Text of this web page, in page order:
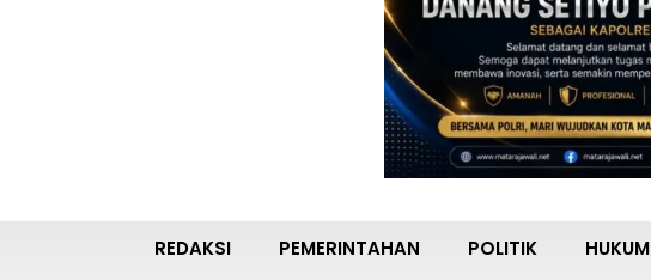
REDAKSI PEMERINTAHAN POLITIK HUKUM